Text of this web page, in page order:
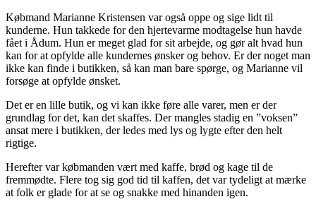
Købmand Marianne Kristensen var også oppe og sige lidt til
kunderne. Hun takkede for den hjertevarme modtagelse hun havde
fået i Ådum. Hun er meget glad for sit arbejde, og gør alt hvad hun
kan for at opfylde alle kundernes ønsker og behov. Er der noget man
ikke kan finde i butikken, så kan man bare spørge, og Marianne vil
forsøge at opfylde ønsket.
Det er en lille butik, og vi kan ikke føre alle varer, men er der
grundlag for det, kan det skaffes. Der mangles stadig en ”voksen”
ansat mere i butikken, der ledes med lys og lygte efter den helt
rigtige.
Herefter var købmanden vært med kaffe, brød og kage til de
fremmødte. Flere tog sig god tid til kaffen, det var tydeligt at mærke
at folk er glade for at se og snakke med hinanden igen.